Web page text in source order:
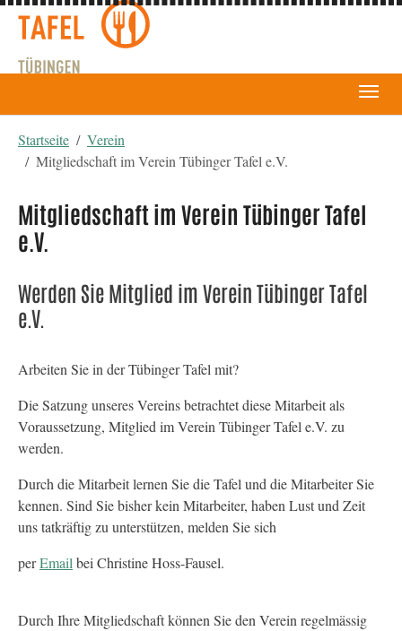
Startseite
Verein
Mitgliedschaft im Verein Tübinger Tafel e.V.
Mitgliedschaft im Verein Tübinger Tafel
e.V.
Werden Sie Mitglied im Verein Tübinger Tafel
e.V.
Arbeiten Sie in der Tübinger Tafel mit?
Die Satzung unseres Vereins betrachtet diese Mitarbeit als
Voraussetzung, Mitglied im Verein Tübinger Tafel e.V. zu
werden.
Durch die Mitarbeit lernen Sie die Tafel und die Mitarbeiter Sie
kennen. Sind Sie bisher kein Mitarbeiter, haben Lust und Zeit
uns tatkräftig zu unterstützen, melden Sie sich
perEmail bei Christine Hoss-Fausel.
Durch Ihre Mitgliedschaft können Sie den Verein regelmässig